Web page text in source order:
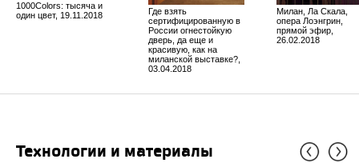
1000Colors: тысяча и
один цвет, 19.11.2018
Где взять
сертифицированную в
России огнестойкую
дверь, да еще и
красивую, как на
миланской выставке?,
03.04.2018
Милан, Ла Скала,
опера Лоэнгрин,
прямой эфир,
26.02.2018
Технологии и материалы